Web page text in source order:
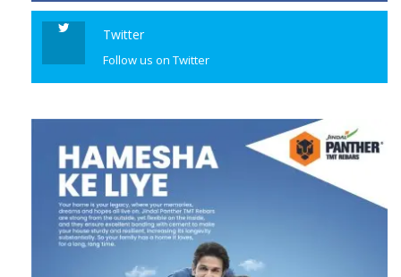
Twitter
Follow us on Twitter